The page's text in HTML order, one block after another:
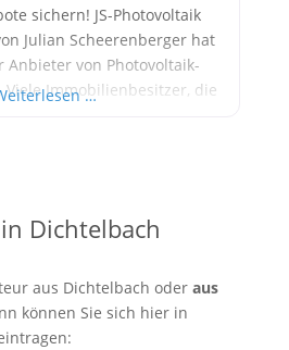
sichern! JS-Photovoltaik
Julian Scheerenberger hat
Anbieter von Photovoltaik-
Immobilienbesitzer, die
gehen. Von der ersten,
über
…
Dichtelbach
aus Dichtelbach oder aus
können Sie sich hier in